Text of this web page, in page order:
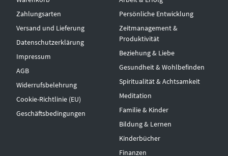
Zahlungsarten
Versand und Lieferung
Datenschutzerklärung
Impressum
AGB
Widerrufsbelehrung
Cookie-Richtlinie (EU)
Geschäftsbedingungen
Persönliche Entwicklung
Zeitmanagement &
Produktivität
Beziehung & Liebe
Gesundheit & Wohlbefinden
Spiritualität & Achtsamkeit
Meditation
Familie & Kinder
Bildung & Lernen
Kinderbücher
Finanzen